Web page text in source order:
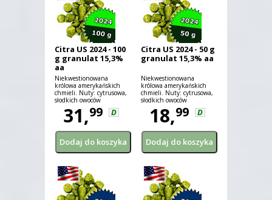
Citra US 2024 - 100
g granulat 15,3%
aa
Niekwestionowana
królowa amerykańskich
chmieli. Nuty: cytrusowa,
słodkich owoców
tropikalnych, kwiatowa
31,99 D
Citra US 2024 - 50 g
granulat 15,3% aa
Niekwestionowana
królowa amerykańskich
chmieli. Nuty: cytrusowa,
słodkich owoców
tropikalnych, kwiatowa
18,99 D